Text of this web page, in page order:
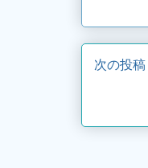
次の投稿